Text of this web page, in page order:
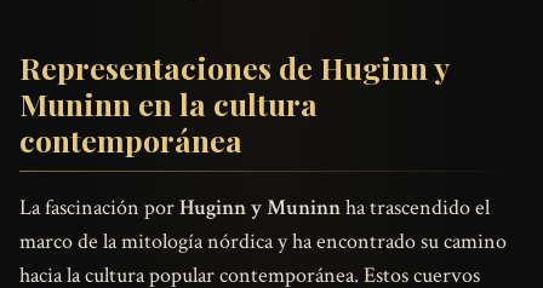
Representaciones de Huginn y
Muninn en la cultura
contemporánea
La fascinación porHuginn y Muninnha trascendido el
marco de la mitología nórdica y ha encontrado su camino
hacia la cultura popular contemporánea. Estos cuervos